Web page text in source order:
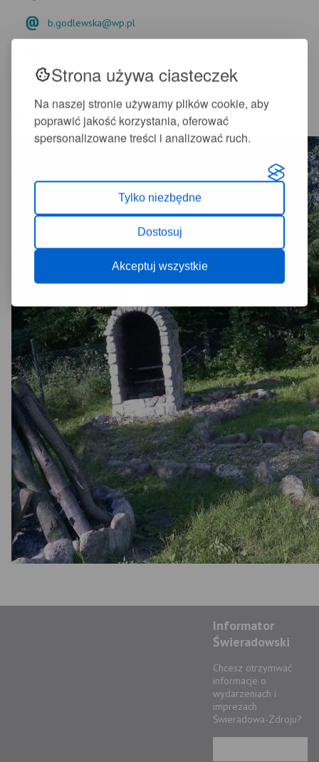
Strona używa ciasteczek
Na naszej stronie używamy plików cookie, aby
poprawić jakość korzystania, oferować
spersonalizowane treści i analizować ruch.
Tylko niezbędne
Dostosuj
Akceptuj wszystkie
b.godlewska@wp.pl
Multimedia
Informator
Świeradowski
Chcesz otrzymwać
informacje o
wydarzeniach i
imprezach
Świeradowa-Zdroju?